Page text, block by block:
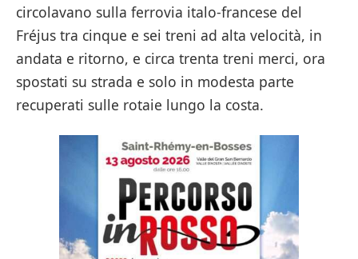
circolavano sulla ferrovia italo-francese del
Fréjus tra cinque e sei treni ad alta velocità, in
andata e ritorno, e circa trenta treni merci, ora
spostati su strada e solo in modesta parte
recuperati sulle rotaie lungo la costa.